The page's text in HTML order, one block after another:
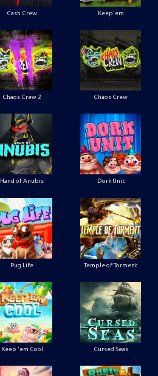
Cash Crew Keep'em
Chaos Crew 2 Chaos Crew
Hand of Anubis Dork Unit
Pug Life Temple of Torment
Keep 'em Cool Cursed Seas